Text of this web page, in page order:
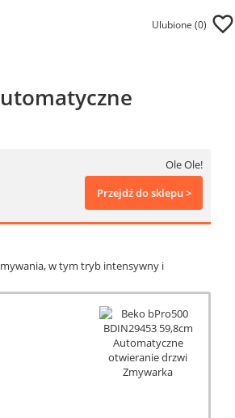
Ulubione (0)
Ole Ole!
Przejdź do sklepu >
w tym tryb intensywny i